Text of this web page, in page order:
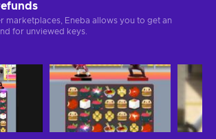
marketplaces, Eneba allows you to get an
for unviewed keys.